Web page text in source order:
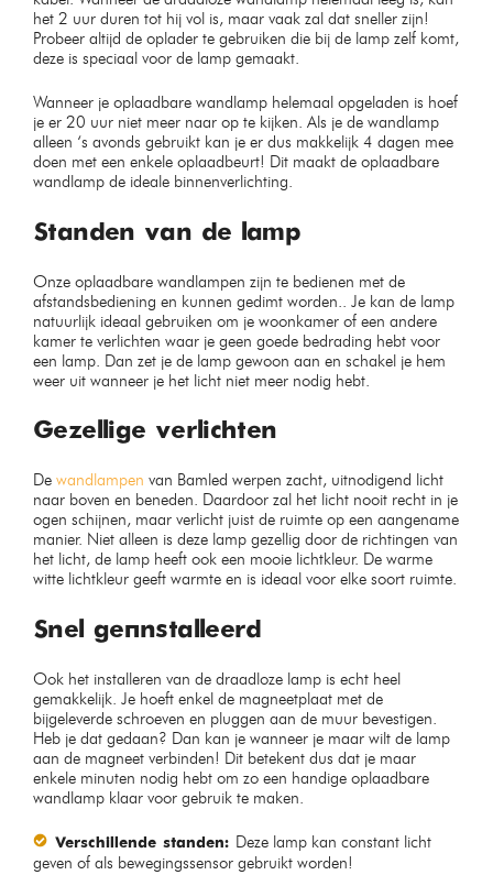
het 2 uur duren tot hij vol is, maar vaak zal dat sneller zijn!
Probeer altijd de oplader te gebruiken die bij de lamp zelf komt,
deze is speciaal voor de lamp gemaakt.
Wanneer je oplaadbare wandlamp helemaal opgeladen is hoef
je er 20 uur niet meer naar op te kijken. Als je de wandlamp
alleen ‘s avonds gebruikt kan je er dus makkelijk 4 dagen mee
doen met een enkele oplaadbeurt! Dit maakt de oplaadbare
wandlamp de ideale binnenverlichting.
Standen van de lamp
Onze oplaadbare wandlampen zijn te bedienen met de
afstandsbediening en kunnen gedimt worden.. Je kan de lamp
natuurlijk ideaal gebruiken om je woonkamer of een andere
kamer te verlichten waar je geen goede bedrading hebt voor
een lamp. Dan zet je de lamp gewoon aan en schakel je hem
weer uit wanneer je het licht niet meer nodig hebt.
Gezellige verlichten
De wandlampen van Bamled werpen zacht, uitnodigend licht
naar boven en beneden. Daardoor zal het licht nooit recht in je
ogen schijnen, maar verlicht juist de ruimte op een aangename
manier. Niet alleen is deze lamp gezellig door de richtingen van
het licht, de lamp heeft ook een mooie lichtkleur. De warme
witte lichtkleur geeft warmte en is ideaal voor elke soort ruimte.
Snel geïnstalleerd
Ook het installeren van de draadloze lamp is echt heel
gemakkelijk. Je hoeft enkel de magneetplaat met de
bijgeleverde schroeven en pluggen aan de muur bevestigen.
Heb je dat gedaan? Dan kan je wanneer je maar wilt de lamp
aan de magneet verbinden! Dit betekent dus dat je maar
enkele minuten nodig hebt om zo een handige oplaadbare
wandlamp klaar voor gebruik te maken.
Verschillende standen: Deze lamp kan constant licht
geven of als bewegingssensor gebruikt worden!